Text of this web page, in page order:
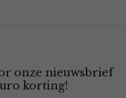
onze nieuwsbrief
korting!